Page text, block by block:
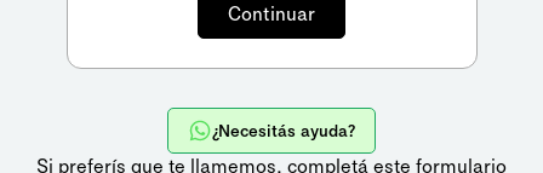
¿Necesitás ayuda?
Si preferís que te llamemos, completá este formulario